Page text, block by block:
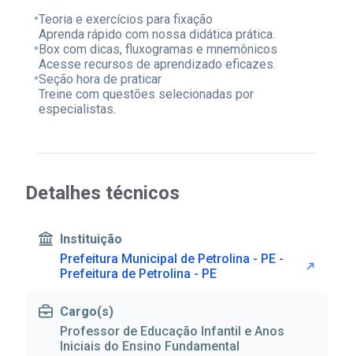
•Teoria e exercícios para fixação
Aprenda rápido com nossa didática prática.
•Box com dicas, fluxogramas e mnemônicos
Acesse recursos de aprendizado eficazes.
•Seção hora de praticar
Treine com questões selecionadas por
especialistas.
Detalhes técnicos
Instituição
Prefeitura Municipal de Petrolina - PE -
Prefeitura de Petrolina - PE
Cargo(s)
Professor de Educação Infantil e Anos
Iniciais do Ensino Fundamental